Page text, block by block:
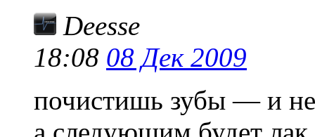
Deesse
18:08 08 Дек 2009
почистишь зубы — и